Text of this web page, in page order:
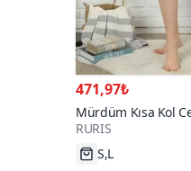
471,97₺
Mürdüm Kısa Kol
Viskon Pijama Takım
RURIS
S,L